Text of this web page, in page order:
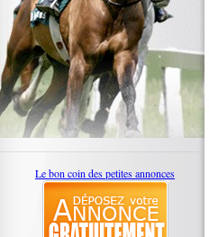
Le bon coin des petites annonces